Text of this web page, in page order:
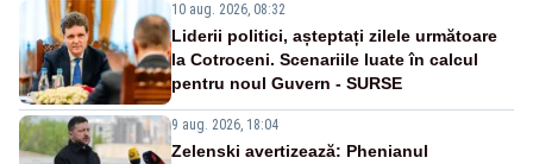
10 aug. 2026, 08:32
Liderii politici, așteptați zilele următoare
la Cotroceni. Scenariile luate în calcul
pentru noul Guvern - SURSE
9 aug. 2026, 18:04
Zelenski avertizează: Phenianul